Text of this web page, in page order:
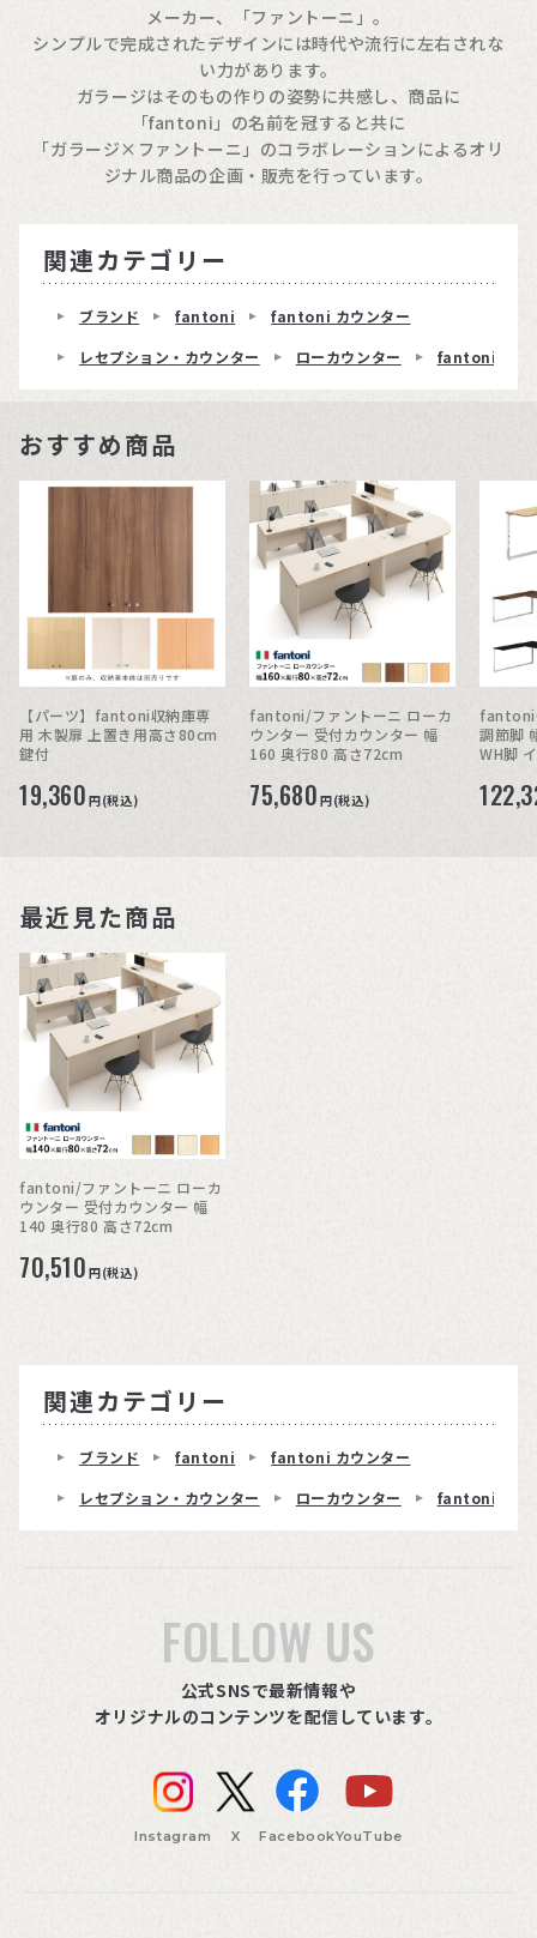
メーカー、「ファントーニ」。
シンプルで完成されたデザインには時代や流行に左右されな
い力があります。
ガラージはそのもの作りの姿勢に共感し、商品に
「fantoni」の名前を冠すると共に
「ガラージ×ファントーニ」のコラボレーションによるオリ
ジナル商品の企画・販売を行っています。
関連カテゴリー
ブランド fantoni
fantoni カウンター
レセプション・カウンター
ローカウンター fantoniロー
おすすめ商品
【パーツ】fantoni収納庫専
用 木製扉 上置き用高さ80cm
鍵付
19,360 円(税込)
fantoni/ファントーニ ローカ
ウンター 受付カウンター 幅
160 奥行80 高さ72cm
75,680 円(税込)
調節脚
WH脚
最近見た商品
fantoni/ファントーニ ローカ
ウンター 受付カウンター 幅
140 奥行80 高さ72cm
70,510 円(税込)
関連カテゴリー
ブランド fantoni
fantoni カウンター
レセプション・カウンター
ローカウンター fantoniロー
FOLLOW US
公式SNSで最新情報や
オリジナルのコンテンツを配信しています。
Instagram X FacebookYouTube